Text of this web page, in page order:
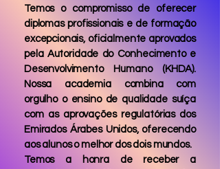
Temos o compromisso de oferecer
diplomas profissionais e de formação
excepcionais, oficialmente aprovados
pela Autoridade do Conhecimento e
Desenvolvimento Humano (KHDA).
Nossa academia combina com
orgulho o ensino de qualidade suíça
com as aprovações regulatórias dos
Emirados Árabes Unidos, oferecendo
aos alunos o melhor dos dois mundos.
Temos a honra de receber a